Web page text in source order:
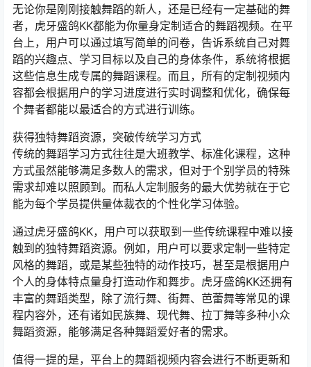
无论你是刚刚接触舞蹈的新人，还是已经有一定基础的舞
者，虎牙盛鸽KK都能为你量身定制适合的舞蹈视频。在平
台上，用户可以通过填写简单的问卷，告诉系统自己对舞
蹈的兴趣点、学习目标以及自己的身体条件，系统将根据
这些信息生成专属的舞蹈课程。而且，所有的定制视频内
容都会根据用户的学习进度进行实时调整和优化，确保每
个舞者都能以最适合的方式进行训练。
获得独特舞蹈资源，突破传统学习方式
传统的舞蹈学习方式往往是大班教学、标准化课程，这种
方式虽然能够满足多数人的需求，但对于个别学员的特殊
需求却难以照顾到。而私人定制服务的最大优势就在于它
能为每个学员提供量体裁衣的个性化学习体验。
通过虎牙盛鸽KK，用户可以获取到一些传统课程中难以接
触到的独特舞蹈资源。例如，用户可以要求定制一些特定
风格的舞蹈，或是某些独特的动作技巧，甚至是根据用户
个人的身体特点量身打造动作和舞步。虎牙盛鸽KK还拥有
丰富的舞蹈类型，除了流行舞、街舞、芭蕾舞等常见的课
程内容外，还有诸如民族舞、现代舞、拉丁舞等多种小众
舞蹈资源，能够满足各种舞蹈爱好者的需求。
值得一提的是，平台上的舞蹈视频内容会进行不断更新和